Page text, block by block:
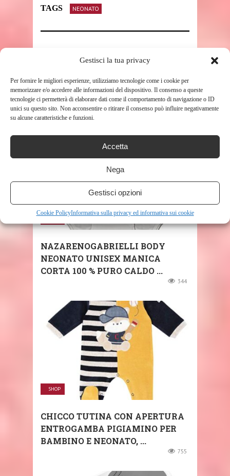
Gestisci la tua privacy
Per fornire le migliori esperienze, utilizziamo tecnologie come i cookie per
memorizzare e/o accedere alle informazioni del dispositivo. Il consenso a queste
tecnologie ci permetterà di elaborare dati come il comportamento di navigazione o ID
unici su questo sito. Non acconsentire o ritirare il consenso può influire negativamente
su alcune caratteristiche e funzioni.
Accetta
Nega
Gestisci opzioni
Cookie PolicyInformativa sulla privacy ed informativa sui cookie
TAGS NEONATO
RELATED POSTS
NAZARENOGABRIELLI BODY
NEONATO UNISEX MANICA
CORTA 100 % PURO CALDO ...
344
SHOP
CHICCO TUTINA CON APERTURA
ENTROGAMBA PIGIAMINO PER
BAMBINO E NEONATO, ...
755